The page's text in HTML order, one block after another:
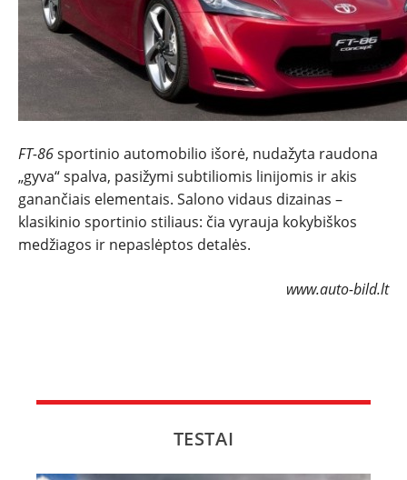
FT-86sportinio automobilio išorė, nudažyta raudona
„gyva“ spalva, pasižymi subtiliomis linijomis ir akis
ganančiais elementais. Salono vidaus dizainas –
klasikinio sportinio stiliaus: čia vyrauja kokybiškos
medžiagos ir nepaslėptos detalės.
www.auto-bild.lt
TESTAI